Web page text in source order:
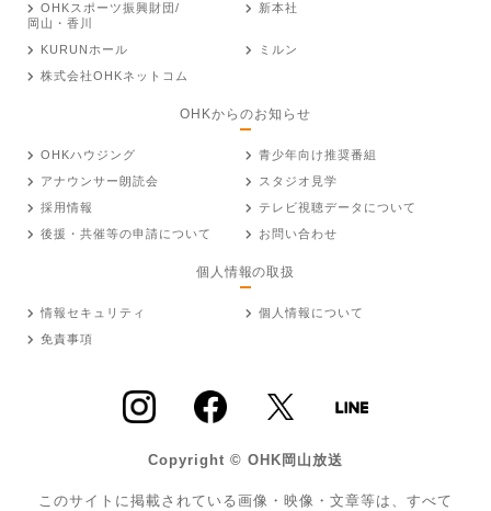
OHKスポーツ振興財団/
岡山・香川
新本社
KURUNホール
ミルン
株式会社OHKネットコム
OHKからのお知らせ
OHKハウジング
青少年向け推奨番組
アナウンサー朗読会
スタジオ見学
採用情報
テレビ視聴データについて
後援・共催等の申請について
お問い合わせ
個人情報の取扱
情報セキュリティ
個人情報について
免責事項
Copyright © OHK岡山放送
このサイトに掲載されている画像・映像・文章等は、すべて